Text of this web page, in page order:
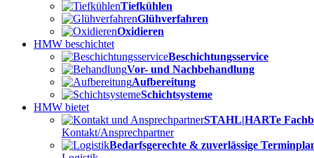
Tiefkühlen
Glühverfahren
Oxidieren
HMW beschichtet
Beschichtungsservice
Vor- und Nachbehandlung
Aufbereitung
Schichtsysteme
HMW bietet
STAHL|HARTe
Kontakt/Ansprechpartner
Bedarfsgerechte & zuverlässige